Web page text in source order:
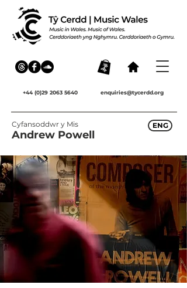
+44 (0)29 2063 5640 enquiries@tycerdd.org
Cyfansoddwr y Mis
Andrew Powell
ENG